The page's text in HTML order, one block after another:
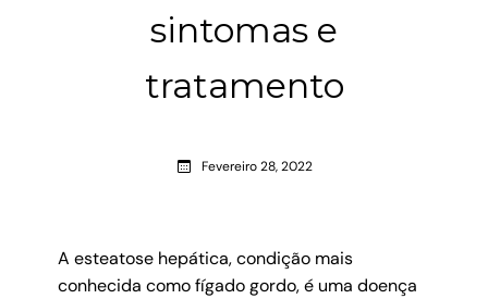
sintomas e
tratamento
Fevereiro 28, 2022
A esteatose hepática, condição mais
conhecida como fígado gordo, é uma doença